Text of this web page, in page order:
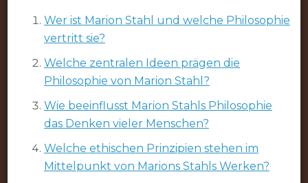
Wer ist Marion Stahl und welche Philosophie
vertritt sie?
Welche zentralen Ideen prägen die
Philosophie von Marion Stahl?
Wie beeinflusst Marion Stahls Philosophie
das Denken vieler Menschen?
Welche ethischen Prinzipien stehen im
Mittelpunkt von Marions Stahls Werken?